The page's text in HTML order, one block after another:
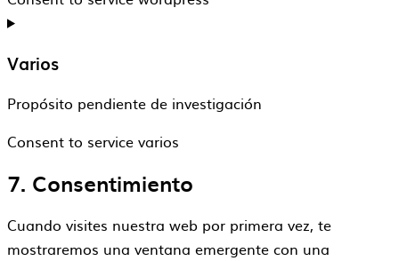
Varios
Propósito pendiente de investigación
Consent to service varios
7. Consentimiento
Cuando visites nuestra web por primera vez, te
mostraremos una ventana emergente con una